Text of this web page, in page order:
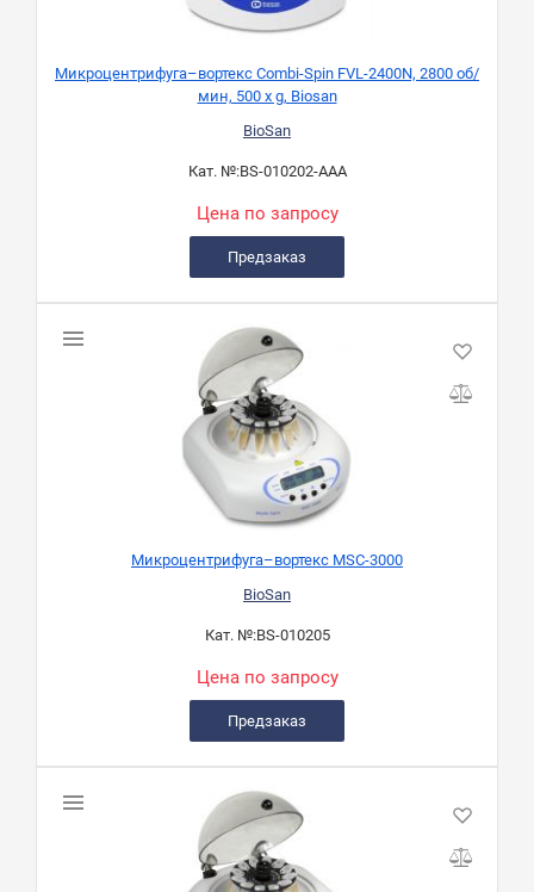
Микроцентрифуга–вортекс Combi-Spin FVL-2400N, 2800 об/
мин, 500 х g, Biosan
BioSan
Кат. №:BS-010202-AAA
Цена по запросу
Предзаказ
Микроцентрифуга–вортекс MSC-3000
BioSan
Кат. №:BS-010205
Цена по запросу
Предзаказ